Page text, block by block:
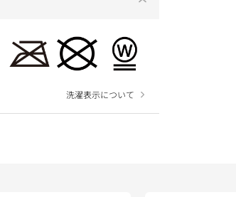
洗濯表示について